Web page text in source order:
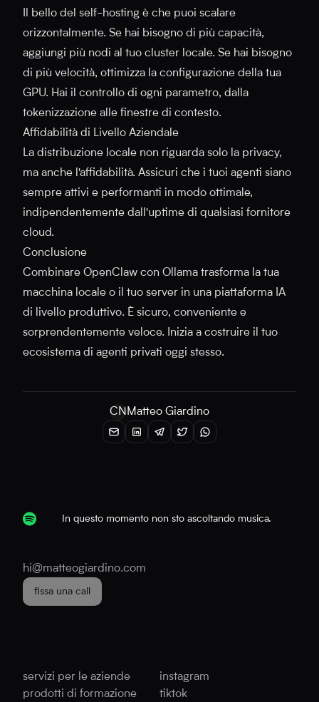
Il bello del self-hosting è che puoi scalare
orizzontalmente. Se hai bisogno di più capacità,
aggiungi più nodi al tuo cluster locale. Se hai bisogno
di più velocità, ottimizza la configurazione della tua
GPU. Hai il controllo di ogni parametro, dalla
tokenizzazione alle finestre di contesto.
Affidabilità di Livello Aziendale
La distribuzione locale non riguarda solo la privacy,
ma anche l'affidabilità. Assicuri che i tuoi agenti siano
sempre attivi e performanti in modo ottimale,
indipendentemente dall'uptime di qualsiasi fornitore
cloud.
Conclusione
Combinare OpenClaw con Ollama trasforma la tua
macchina locale o il tuo server in una piattaforma IA
di livello produttivo. È sicuro, conveniente e
sorprendentemente veloce. Inizia a costruire il tuo
ecosistema di agenti privati oggi stesso.
CNMatteo Giardino
In questo momento non sto ascoltando musica.
hi@matteogiardino.com
fissa una call
servizi per le aziende
prodotti di formazione
instagram
tiktok